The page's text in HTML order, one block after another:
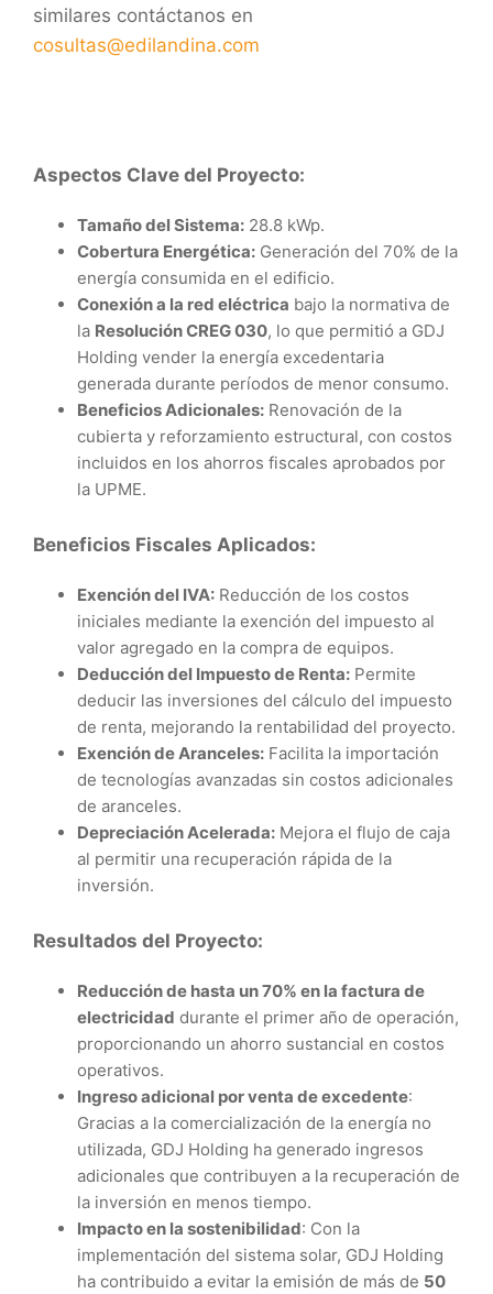
similares contáctanos en
cosultas@edilandina.com
Aspectos Clave del Proyecto:
Tamaño del Sistema: 28.8 kWp.
Cobertura Energética: Generación del 70% de la
energía consumida en el edificio.
Conexión a la red eléctrica bajo la normativa de
la Resolución CREG 030, lo que permitió a GDJ
Holding vender la energía excedentaria
generada durante períodos de menor consumo.
Beneficios Adicionales: Renovación de la
cubierta y reforzamiento estructural, con costos
incluidos en los ahorros fiscales aprobados por
la UPME.
Beneficios Fiscales Aplicados:
Exención del IVA: Reducción de los costos
iniciales mediante la exención del impuesto al
valor agregado en la compra de equipos.
Deducción del Impuesto de Renta: Permite
deducir las inversiones del cálculo del impuesto
de renta, mejorando la rentabilidad del proyecto.
Exención de Aranceles: Facilita la importación
de tecnologías avanzadas sin costos adicionales
de aranceles.
Depreciación Acelerada: Mejora el flujo de caja
al permitir una recuperación rápida de la
inversión.
Resultados del Proyecto:
Reducción de hasta un 70% en la factura de
electricidad durante el primer año de operación,
proporcionando un ahorro sustancial en costos
operativos.
Ingreso adicional por venta de excedente:
Gracias a la comercialización de la energía no
utilizada, GDJ Holding ha generado ingresos
adicionales que contribuyen a la recuperación de
la inversión en menos tiempo.
Impacto en la sostenibilidad: Con la
implementación del sistema solar, GDJ Holding
ha contribuido a evitar la emisión de más de 50